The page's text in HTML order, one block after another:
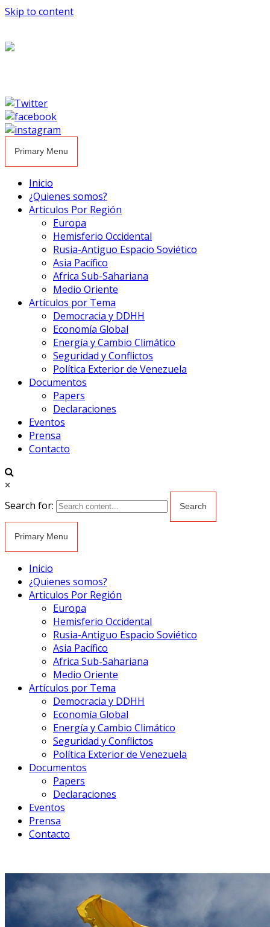
Skip to content
Primary Menu
Inicio
¿Quienes somos?
Articulos Por Región
Europa
Hemisferio Occidental
Rusia-Antiguo Espacio Soviético
Asia Pacífico
Africa Sub-Sahariana
Medio Oriente
Artículos por Tema
Democracia y DDHH
Economía Global
Energía y Cambio Climático
Seguridad y Conflictos
Política Exterior de Venezuela
Documentos
Papers
Declaraciones
Eventos
Prensa
Contacto
×
Search for:
Primary Menu
Inicio
¿Quienes somos?
Articulos Por Región
Europa
Hemisferio Occidental
Rusia-Antiguo Espacio Soviético
Asia Pacífico
Africa Sub-Sahariana
Medio Oriente
Artículos por Tema
Democracia y DDHH
Economía Global
Energía y Cambio Climático
Seguridad y Conflictos
Política Exterior de Venezuela
Documentos
Papers
Declaraciones
Eventos
Prensa
Contacto